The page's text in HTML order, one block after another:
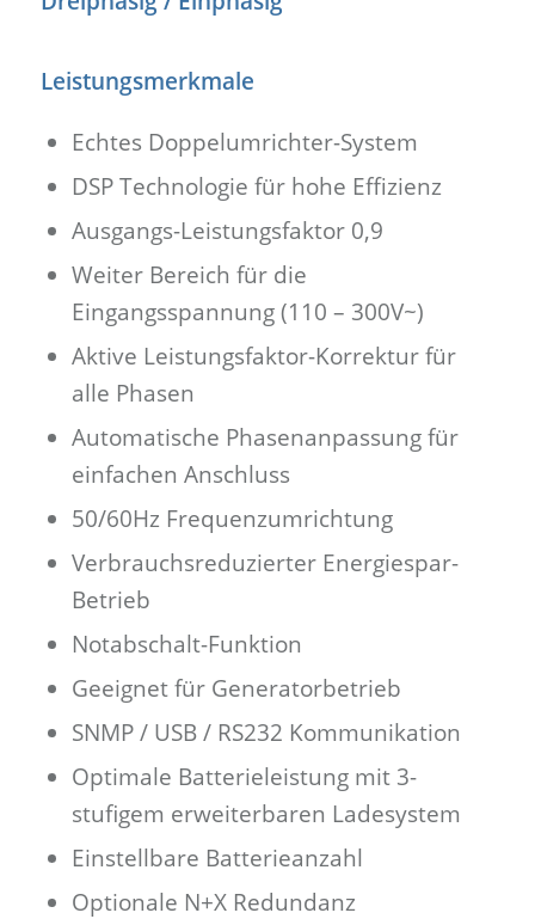
Leistungsmerkmale
Echtes Doppelumrichter-System
DSP Technologie für hohe Effizienz
Ausgangs-Leistungsfaktor 0,9
Weiter Bereich für die
Eingangsspannung (110 – 300V~)
Aktive Leistungsfaktor-Korrektur für
alle Phasen
Automatische Phasenanpassung für
einfachen Anschluss
50/60Hz Frequenzumrichtung
Verbrauchsreduzierter Energiespar-
Betrieb
Notabschalt-Funktion
Geeignet für Generatorbetrieb
SNMP / USB / RS232 Kommunikation
Optimale Batterieleistung mit 3-
stufigem erweiterbaren Ladesystem
Einstellbare Batterieanzahl
Optionale N+X Redundanz